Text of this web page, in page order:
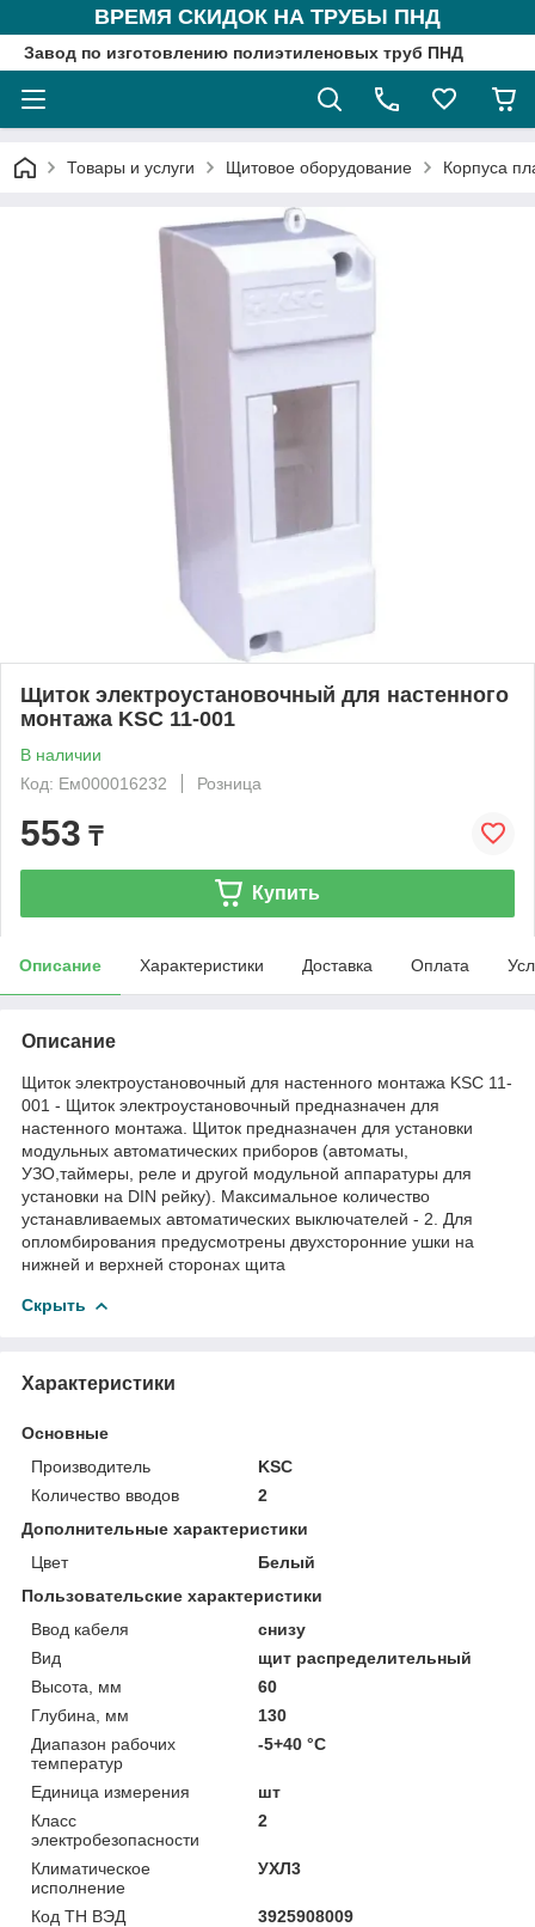
ВРЕМЯ СКИДОК НА ТРУБЫ ПНД
Завод по изготовлению полиэтиленовых труб ПНД
Товары и услуги Щитовое оборудование Корпуса
Щиток электроустановочный для настенного
монтажа KSC 11-001
В наличии
Код: Ем000016232
Розница
553 ₸
Купить
Описание Характеристики Доставка Оплата
Описание
Щиток электроустановочный для настенного монтажа KSC 11-
001 - Щиток электроустановочный предназначен для
настенного монтажа. Щиток предназначен для установки
модульных автоматических приборов (автоматы,
УЗО,таймеры, реле и другой модульной аппаратуры для
установки на DIN рейку). Максимальное количество
устанавливаемых автоматических выключателей - 2. Для
опломбирования предусмотрены двухсторонние ушки на
нижней и верхней сторонах щита
Скрыть
Характеристики
Основные
Производитель
KSC
Количество вводов
2
Дополнительные характеристики
Цвет
Белый
Пользовательские характеристики
Ввод кабеля
снизу
Вид
щит распределительный
Высота, мм
60
Глубина, мм
130
Диапазон рабочих
температур
-5+40 °C
Единица измерения
шт
Класс
электробезопасности
2
Климатическое
исполнение
УХЛ3
Код ТН ВЭД
3925908009